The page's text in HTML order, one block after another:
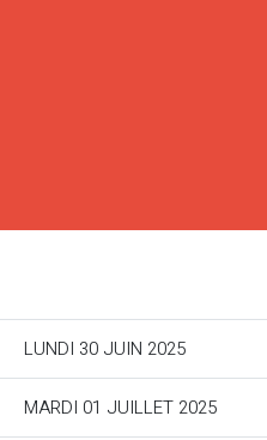
LUNDI 30 JUIN 2025
MARDI 01 JUILLET 2025